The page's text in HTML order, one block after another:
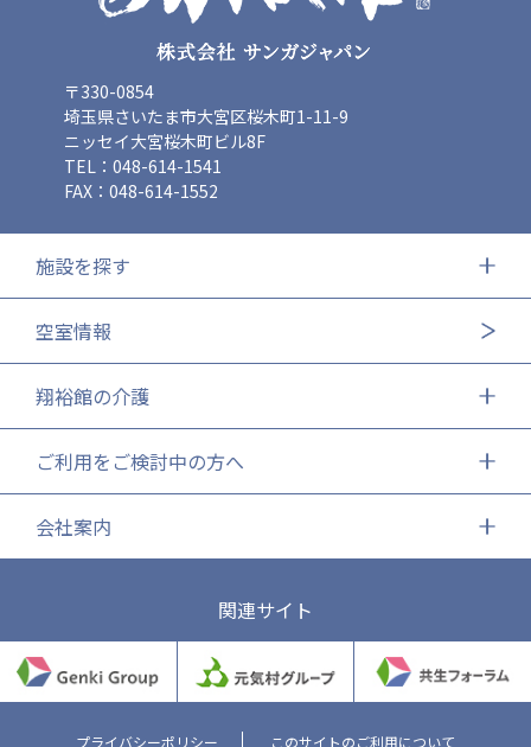
〒330-0854
埼玉県さいたま市大宮区桜木町1-11-9
ニッセイ大宮桜木町ビル8F
TEL：048-614-1541
FAX：048-614-1552
施設を探す
空室情報
翔裕館の介護
ご利用をご検討中の方へ
会社案内
関連サイト
プライバシーポリシー このサイトのご利用について